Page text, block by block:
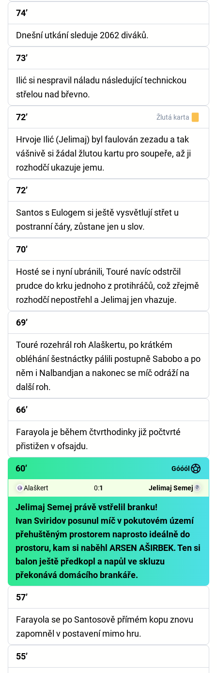
74’
Dnešní utkání sleduje 2062 diváků.
73’
Ilić si nespravil náladu následující technickou
střelou nad břevno.
72’ Žlutá karta
Hrvoje Ilić (Jelimaj) byl faulován zezadu a tak
vášnivě si žádal žlutou kartu pro soupeře, až ji
rozhodčí ukazuje jemu.
72’
Santos s Eulogem si ještě vysvětlují střet u
postranní čáry, zůstane jen u slov.
70’
Hosté se i nyní ubránili, Touré navíc odstrčil
prudce do krku jednoho z protihráčů, což zřejmě
rozhodčí nepostřehl a Jelimaj jen vhazuje.
69’
Touré rozehrál roh Alaškertu, po krátkém
obléhání šestnáctky pálili postupně Sabobo a po
něm i Nalbandjan a nakonec se míč odráží na
další roh.
66’
Farayola je během čtvrthodinky již počtvrté
přistižen v ofsajdu.
60’ Góóól
Alaškert 0:1 Jelimaj Semej
Jelimaj Semej právě vstřelil branku!
Ivan Sviridov posunul míč v pokutovém území
přehuštěným prostorem naprosto ideálně do
prostoru, kam si naběhl ARSEN AŠIRBEK. Ten si
balon ještě předkopl a napůl ve skluzu
překonává domácího brankáře.
57’
Farayola se po Santosově přímém kopu znovu
zapomněl v postavení mimo hru.
55’